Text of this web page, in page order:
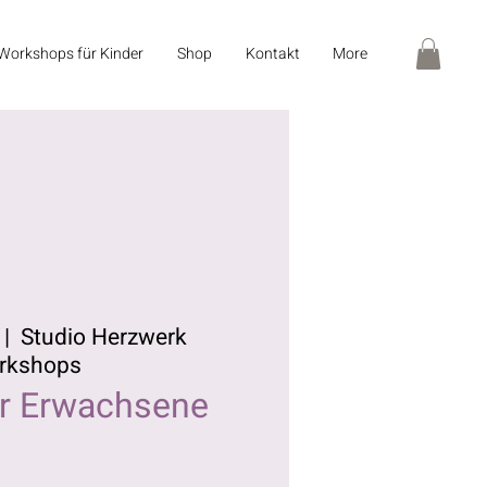
für Kinder Shop Kontakt More
Studio Herzwerk
Erwachsene